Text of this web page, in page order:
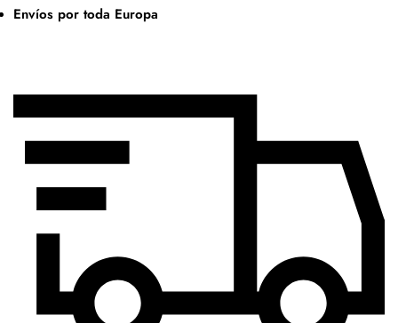
Envíos por toda Europa